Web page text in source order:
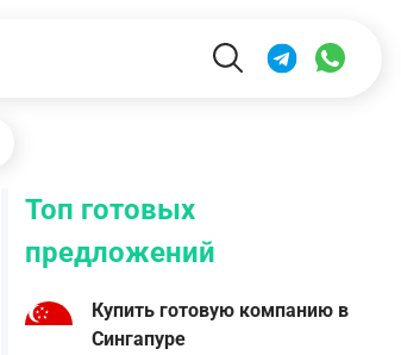
Топ готовых
предложений
Купить готовую компанию в
Сингапуре